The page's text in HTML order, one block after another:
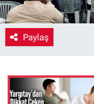
Paylaş